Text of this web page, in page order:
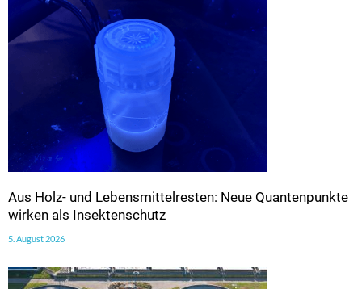
Aus Holz- und Lebensmittelresten: Neue Quantenpunkte
wirken als Insektenschutz
5. August 2026